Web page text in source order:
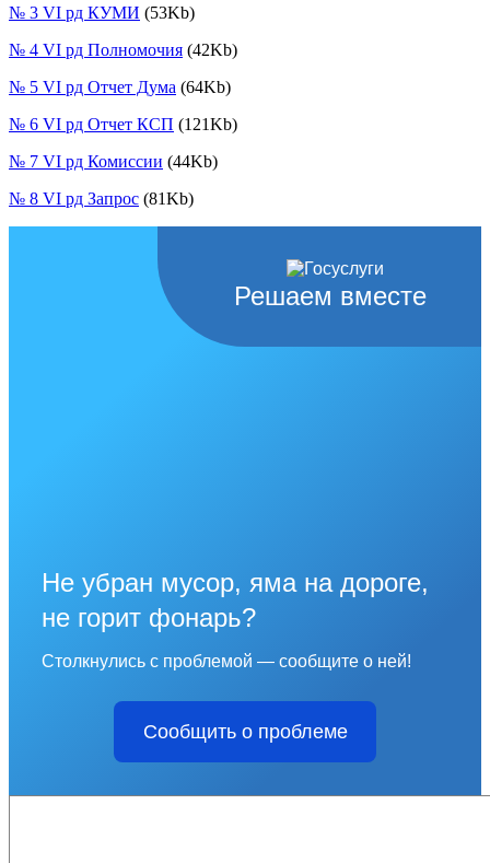
№ 3 VI рд КУМИ (53Kb)
№ 4 VI рд Полномочия (42Kb)
№ 5 VI рд Отчет Дума (64Kb)
№ 6 VI рд Отчет КСП (121Kb)
№ 7 VI рд Комиссии (44Kb)
№ 8 VI рд Запрос (81Kb)
Решаем вместе
Не убран мусор, яма на дороге,
не горит фонарь?
Столкнулись с проблемой — сообщите о ней!
Сообщить о проблеме